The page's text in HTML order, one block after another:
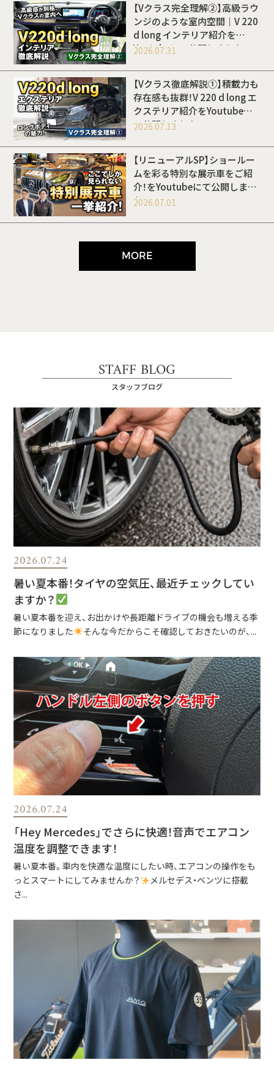
【Vクラス完全理解②】高級ラウ
ンジのような室内空間｜V 220
d long インテリア紹介を
Youtubeにて公開しました
2026.07.31
【Vクラス徹底解説①】積載力も
存在感も抜群！V 220 d long エ
クステリア紹介をYoutubeに
て公開しました
2026.07.13
【リニューアルSP】ショールー
ムを彩る特別な展示車をご紹
介！をYoutubeにて公開しまし
た
2026.07.01
MORE
STAFF BLOG
スタッフブログ
2026.07.24
暑い夏本番！タイヤの空気圧、最近チェックしてい
ますか？
暑い夏本番を迎え、お出かけや長距離ドライブの機会も増える季
節になりました
そんな今だからこそ確認しておきたいのが、...
2026.07.24
「Hey Mercedes」でさらに快適！音声でエアコン
温度を調整できます！
暑い夏本番。車内を快適な温度にしたい時、エアコンの操作をも
っとスマートにしてみませんか？
メルセデス・ベンツに搭載
さ...